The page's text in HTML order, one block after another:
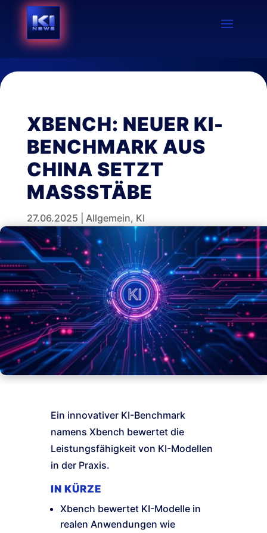
XBENCH: NEUER KI-
BENCHMARK AUS
CHINA SETZT
MASSSTÄBE
27.06.2025 Allgemein, KI
Ein innovativer KI-Benchmark
namens Xbench bewertet die
Leistungsfähigkeit von KI-Modellen
in der Praxis.
IN KÜRZE
Xbench bewertet KI-Modelle in
realen Anwendungen wie